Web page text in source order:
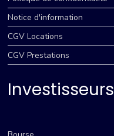
Notice d'information
CGV Locations
CGV Prestations
Investisseurs